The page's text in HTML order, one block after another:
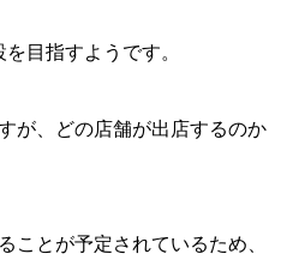
目指すようです。
が、どの店舗が出店するのか
ことが予定されているため、